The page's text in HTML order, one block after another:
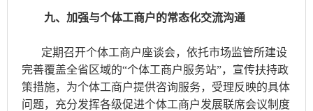
九、加强与个体工商户的常态化交流沟通
定期召开个体工商户座谈会，依托市场监管所建设
完善覆盖全省区域的“个体工商户服务站”，宣传扶持政
策措施，为个体工商户提供咨询服务，受理反映的具体
问题，充分发挥各级促进个体工商户发展联席会议制度